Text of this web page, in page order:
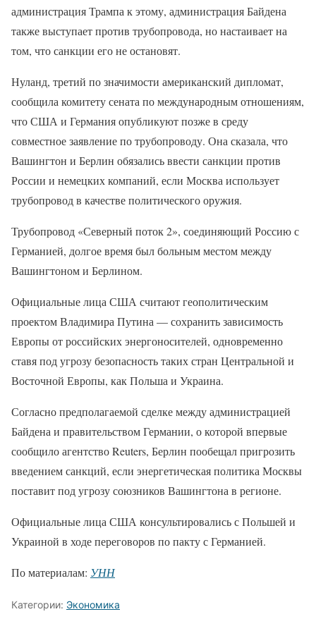
администрация Трампа к этому, администрация Байдена
также выступает против трубопровода, но настаивает на
том, что санкции его не остановят.
Нуланд, третий по значимости американский дипломат,
сообщила комитету сената по международным отношениям,
что США и Германия опубликуют позже в среду
совместное заявление по трубопроводу. Она сказала, что
Вашингтон и Берлин обязались ввести санкции против
России и немецких компаний, если Москва использует
трубопровод в качестве политического оружия.
Трубопровод «Северный поток 2», соединяющий Россию с
Германией, долгое время был больным местом между
Вашингтоном и Берлином.
Официальные лица США считают геополитическим
проектом Владимира Путина — сохранить зависимость
Европы от российских энергоносителей, одновременно
ставя под угрозу безопасность таких стран Центральной и
Восточной Европы, как Польша и Украина.
Согласно предполагаемой сделке между администрацией
Байдена и правительством Германии, о которой впервые
сообщило агентство Reuters, Берлин пообещал пригрозить
введением санкций, если энергетическая политика Москвы
поставит под угрозу союзников Вашингтона в регионе.
Официальные лица США консультировались с Польшей и
Украиной в ходе переговоров по пакту с Германией.
По материалам: УНН
Категории: Экономика